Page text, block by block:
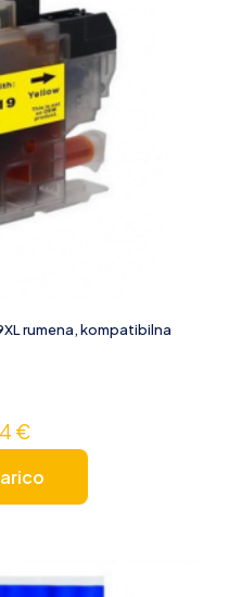
rumena, kompatibilna
€